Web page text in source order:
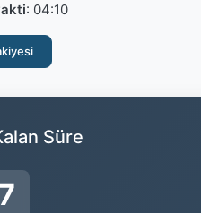
: 04:10
Süre